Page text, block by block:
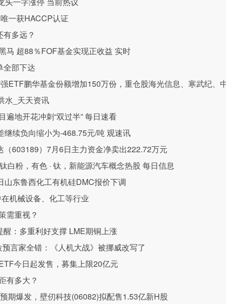
一获HACCP认证
有多远？
马 超88％FOF基金实现正收益 实时
全部下达
ETF鹏华基金份额增加150万份，重仓股海光信息、寒武纪、
水_天天资讯
遍地开花冲刺“双过半” 每日速看
继续负向缩小为-468.75元/吨 观速讯
（603189）7月6日主力资金净卖出222.72万元
白粉，有色 · 钛，新能源汽车概念热股 每日信息
山东鲁西化工有机硅DMC报价下调
机械设备、化工等行业
需重视？
：多重利好支撑 LME期铜上涨
言家全错：《人机大战》被挪威改写了
今日起发售，募集上限20亿元
有多大？
期爆发，壁仞科技(06082)拟配售1.53亿新H股